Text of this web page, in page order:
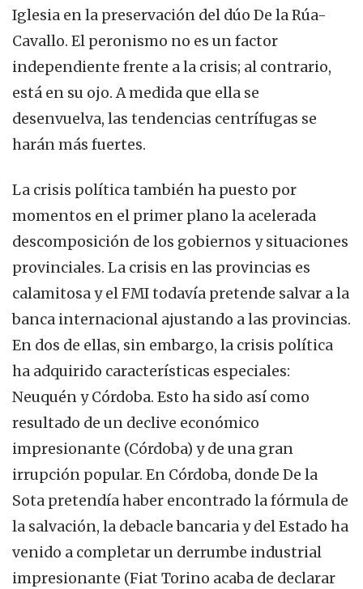
Iglesia en la preservación del dúo De la Rúa-
Cavallo. El peronismo no es un factor
independiente frente a la crisis; al contrario,
está en su ojo. A medida que ella se
desenvuelva, las tendencias centrífugas se
harán más fuertes.
La crisis política también ha puesto por
momentos en el primer plano la acelerada
descomposición de los gobiernos y situaciones
provinciales. La crisis en las provincias es
calamitosa y el FMI todavía pretende salvar a la
banca internacional ajustando a las provincias.
En dos de ellas, sin embargo, la crisis política
ha adquirido características especiales:
Neuquén y Córdoba. Esto ha sido así como
resultado de un declive económico
impresionante (Córdoba) y de una gran
irrupción popular. En Córdoba, donde De la
Sota pretendía haber encontrado la fórmula de
la salvación, la debacle bancaria y del Estado ha
venido a completar un derrumbe industrial
impresionante (Fiat Torino acaba de declarar